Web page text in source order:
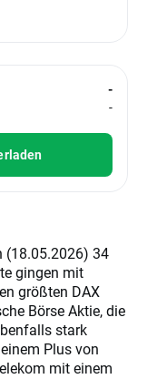
-
-
(18.05.2026) 34
gingen mit
größten DAX
Börse Aktie, die
stark
Plus von
mit einem